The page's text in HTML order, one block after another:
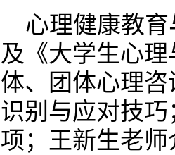
心理健康教
及《大学生心
体、团体心理
识别与应对技
项；王新生老